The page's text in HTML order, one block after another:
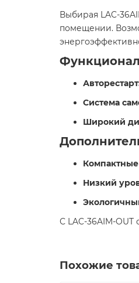
Выбирая LAC-
помещении.
Система
Широкий
Низкий
С LAC-36AIM-
Похожие